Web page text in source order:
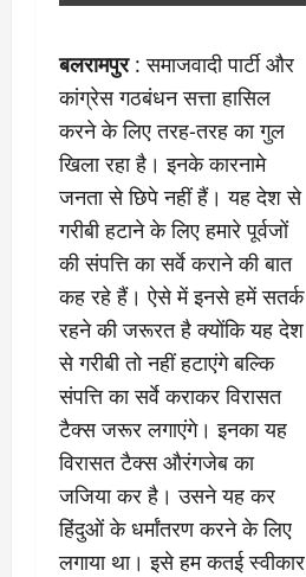
बलरामपुर: समाजवादी पार्टी और
कांग्रेस गठबंधन सत्ता हासिल
करने के लिए तरह-तरह का गुल
खिला रहा है। इनके कारनामे
जनता से छिपे नहीं हैं। यह देश से
गरीबी हटाने के लिए हमारे पूर्वजों
की संपत्ति का सर्वे कराने की बात
कह रहे हैं। ऐसे में इनसे हमें सतर्क
रहने की जरूरत है क्योंकि यह देश
से गरीबी तो नहीं हटाएंगे बल्कि
संपत्ति का सर्वे कराकर विरासत
टैक्स जरूर लगाएंगे। इनका यह
विरासत टैक्स औरंगजेब का
जजिया कर है। उसने यह कर
हिंदुओं के धर्मांतरण करने के लिए
लगाया था। इसे हम कतई स्वीकार